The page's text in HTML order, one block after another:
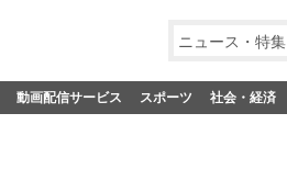
ニュース・特集
動画配信サービス スポーツ 社会・経済